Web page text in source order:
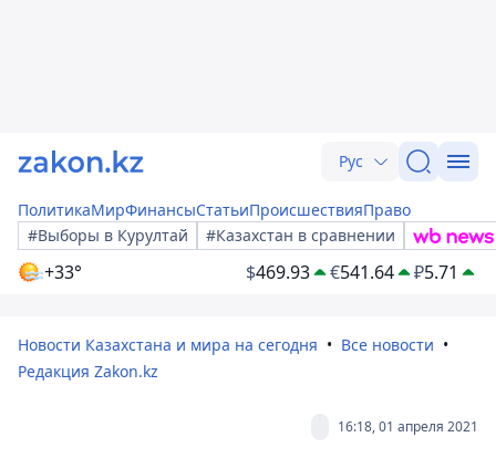
Рус
ПолитикаМирФинансыСтатьиПроисшествияПраво
#Выборы в Курултай
#Казахстан в сравнении
+33° $469.93 €541.64 ₽5.71
Новости Казахстана и мира на сегодня
Все новости
Редакция Zakon.kz
16:18, 01 апреля 2021